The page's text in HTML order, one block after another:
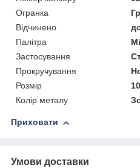
Огранка
Відчинено
Палітра
Застосування
Прокручування
Розмір
Колір металу
Приховати
Умови доставки